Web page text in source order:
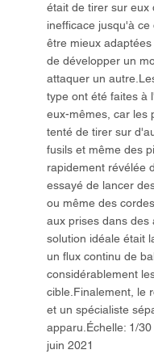
était de tirer sur eux
inefficace jusqu'à
être mieux
de développer un
attaquer un
type ont été faites à
eux-mêmes, car les
tenté de tirer sur
fusils et même des
rapidement révélée
essayé de lancer
ou même des
aux prises dans des
solution idéale était
un flux continu de
considérablement
cible.Finalement, le
et un spécialiste
apparu.Échelle: 1/
juin 2021